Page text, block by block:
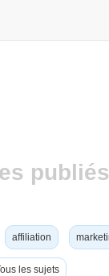
in /
publiés
affiliation
les sujets